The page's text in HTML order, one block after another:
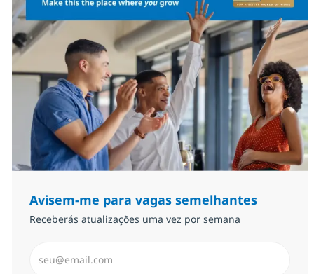
Avisem-me para vagas semelhantes
Receberás atualizações uma vez por semana